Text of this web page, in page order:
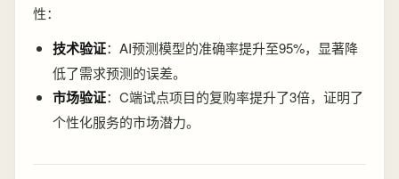
性：
技术验证：AI预测模型的准确率提升至95%，显著降
低了需求预测的误差。
市场验证：C端试点项目的复购率提升了3倍，证明了
个性化服务的市场潜力。